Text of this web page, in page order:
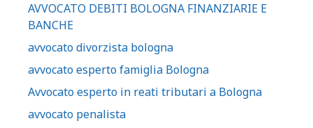
AVVOCATO DEBITI BOLOGNA FINANZIARIE E
BANCHE
avvocato divorzista bologna
avvocato esperto famiglia Bologna
Avvocato esperto in reati tributari a Bologna
avvocato penalista